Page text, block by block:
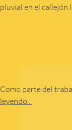
pluvial en el callejón
Como parte del
leyendo...